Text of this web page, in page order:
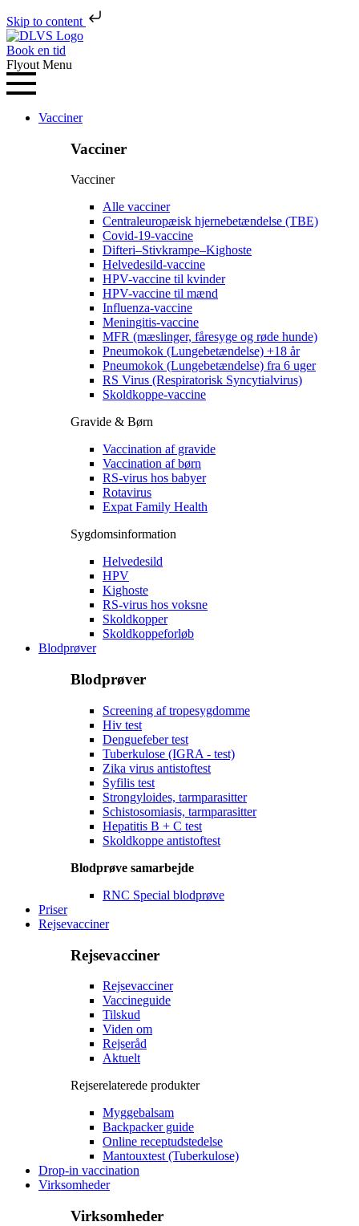
Skip to content
Book en tid
Flyout Menu
Vacciner
Vacciner
Vacciner
Alle vacciner
Centraleuropæisk hjernebetændelse (TBE)
Covid-19-vaccine
Difteri–Stivkrampe–Kighoste
Helvedesild-vaccine
HPV-vaccine til kvinder
HPV-vaccine til mænd
Influenza-vaccine
Meningitis-vaccine
MFR (mæslinger, fåresyge og røde hunde)
Pneumokok (Lungebetændelse) +18 år
Pneumokok (Lungebetændelse) fra 6 uger
RS Virus (Respiratorisk Syncytialvirus)
Skoldkoppe-vaccine
Gravide & Børn
Vaccination af gravide
Vaccination af børn
RS-virus hos babyer
Rotavirus
Expat Family Health
Sygdomsinformation
Helvedesild
HPV
Kighoste
RS-virus hos voksne
Skoldkopper
Skoldkoppeforløb
Blodprøver
Blodprøver
Screening af tropesygdomme
Hiv test
Denguefeber test
Tuberkulose (IGRA - test)
Zika virus antistoftest
Syfilis test
Strongyloides, tarmparasitter
Schistosomiasis, tarmparasitter
Hepatitis B + C test
Skoldkoppe antistoftest
Blodprøve samarbejde
RNC Special blodprøve
Priser
Rejsevacciner
Rejsevacciner
Rejsevacciner
Vaccineguide
Tilskud
Viden om
Rejseråd
Aktuelt
Rejserelaterede produkter
Myggebalsam
Backpacker guide
Online receptudstedelse
Mantouxtest (Tuberkulose)
Drop-in vaccination
Virksomheder
Virksomheder